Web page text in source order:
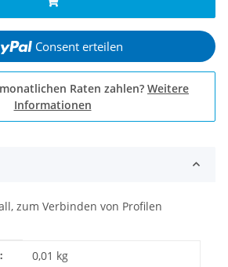
Consent erteilen
Raten zahlen? Weitere
Informationen
zum Verbinden von Profilen
0,01 kg